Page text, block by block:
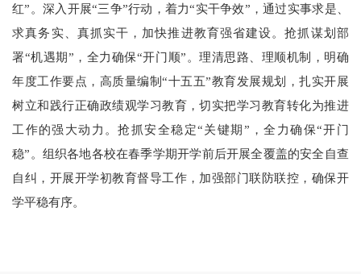
红”。深入开展“三争”行动，着力“实干争效”，通过实事求是、
求真务实、真抓实干，加快推进教育强省建设。抢抓谋划部
署“机遇期”，全力确保“开门顺”。理清思路、理顺机制，明确
年度工作要点，高质量编制“十五五”教育发展规划，扎实开展
树立和践行正确政绩观学习教育，切实把学习教育转化为推进
工作的强大动力。抢抓安全稳定“关键期”，全力确保“开门
稳”。组织各地各校在春季学期开学前后开展全覆盖的安全自查
自纠，开展开学初教育督导工作，加强部门联防联控，确保开
学平稳有序。